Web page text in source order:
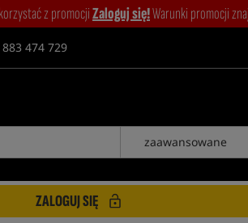
z promocjiZaloguj się!Warunki promocji
883 474 729
zaawansowane
ZALOGUJ SIĘ